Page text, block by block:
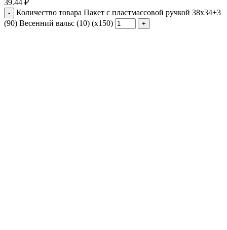
39.44 ₽
Количество товара Пакет с пластмассовой ручкой 38x34+3
(90) Весенний вальс (10) (х150)